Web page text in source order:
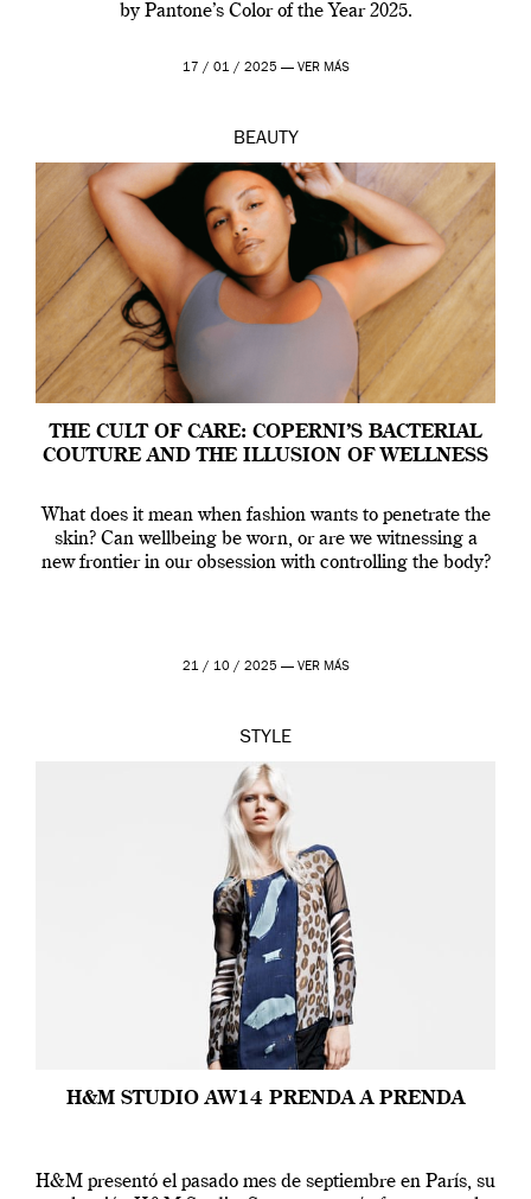
by Pantone’s Color of the Year 2025.
17 / 01 / 2025 — VER MÁS
BEAUTY
THE CULT OF CARE: COPERNI’S BACTERIAL
COUTURE AND THE ILLUSION OF WELLNESS
What does it mean when fashion wants to penetrate the
skin? Can wellbeing be worn, or are we witnessing a
new frontier in our obsession with controlling the body?
21 / 10 / 2025 — VER MÁS
STYLE
H&M STUDIO AW14 PRENDA A PRENDA
H&M presentó el pasado mes de septiembre en París, su